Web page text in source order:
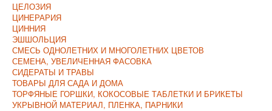
ЦЕЛОЗИЯ
ЦИНЕРАРИЯ
ЦИННИЯ
ЭШШОЛЬЦИЯ
СМЕСЬ ОДНОЛЕТНИХ И МНОГОЛЕТНИХ ЦВЕТОВ
СЕМЕНА, УВЕЛИЧЕННАЯ ФАСОВКА
СИДЕРАТЫ И ТРАВЫ
ТОВАРЫ ДЛЯ САДА И ДОМА
ТОРФЯНЫЕ ГОРШКИ, КОКОСОВЫЕ ТАБЛЕТКИ И БРИКЕТЫ
УКРЫВНОЙ МАТЕРИАЛ, ПЛЕНКА, ПАРНИКИ